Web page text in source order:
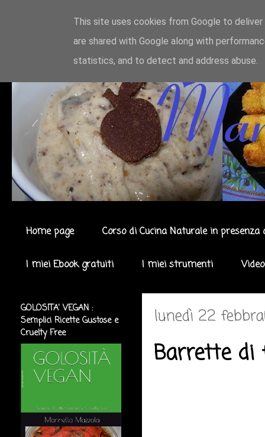
Home page Corso di Cucina Naturale in presenza
I miei Ebook gratuiti I miei strumenti
lunedì 22
Barrette di
GOLOSITA' VEGAN :
Semplici Ricette Gustose e
Cruelty Free
This site uses cookies from Google to
are shared with Google along with
statistics, and to detect and address abuse.